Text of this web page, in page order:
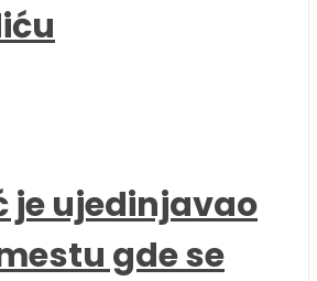
je ujedinjavao
gde se